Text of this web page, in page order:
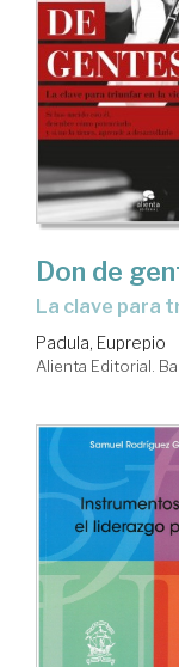
Don de
la clave para
Padula, Euprepio
Alienta Editorial.